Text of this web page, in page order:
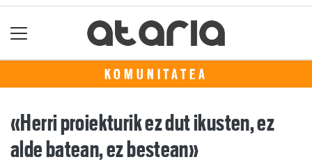
KOMUNITATEA
«Herri proiekturik ez dut ikusten, ez
alde batean, ez bestean»